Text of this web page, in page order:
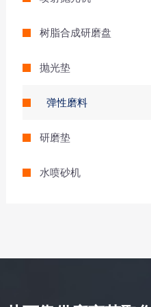
树脂合成研磨盘
抛光垫
弹性磨料
研磨垫
水喷砂机